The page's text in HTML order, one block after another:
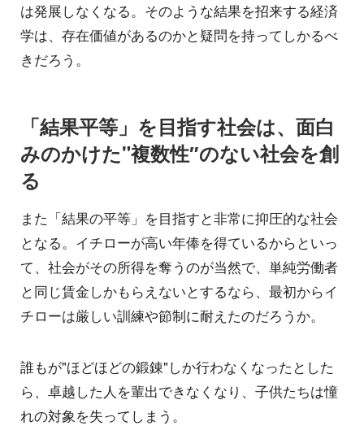
は発展しなくなる。そのような結果を招来する経済
学は、存在価値があるのかと疑問を持ってしかるべ
きだろう。
「結果平等」を目指す社会は、面白
みのかけた"複数性″のない社会を創
る
また「結果の平等」を目指すと非常に抑圧的な社会
となる。イチローが高い年俸を得ているからといっ
て、社会がその所得を奪うのが当然で、単純労働者
と同じ賃金しかもらえないとするなら、最初からイ
チローは厳しい訓練や節制に耐えたのだろうか。
誰もが"ほどほどの鍛錬"しか行わなくなったとした
ら、卓越した人を輩出できなくなり、子供たちは憧
れの対象を失ってしまう。